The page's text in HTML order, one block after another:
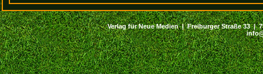
Verlag für Neue Medien | Freiburger Straße 33 |